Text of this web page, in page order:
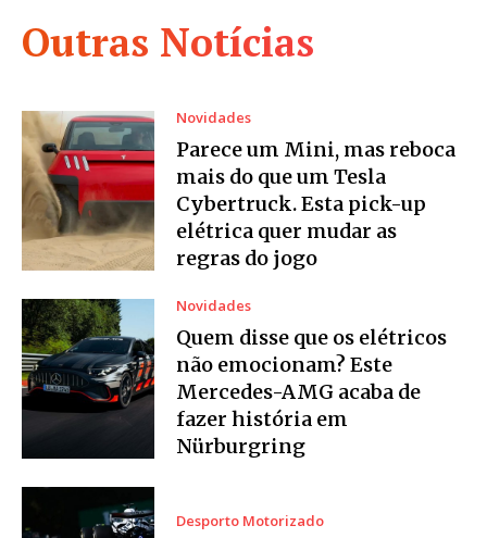
Outras Notícias
Novidades
Parece um Mini, mas reboca
mais do que um Tesla
Cybertruck. Esta pick-up
elétrica quer mudar as
regras do jogo
Novidades
Quem disse que os elétricos
não emocionam? Este
Mercedes-AMG acaba de
fazer história em
Nürburgring
Desporto Motorizado